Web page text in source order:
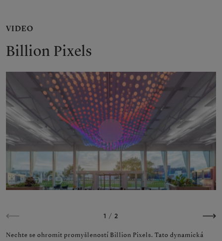
VIDEO
Billion Pixels
Play
Nechte se ohromit promyšleností Billion Pixels. Tato dynamická
1 / 2